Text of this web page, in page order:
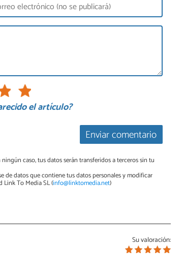
el artículo?
Enviar comentario
caso, tus datos serán transferidos a terceros sin tu
de datos que contiene tus datos personales y modificar
To Media SL (info@linktomedia.net)
Su valoración: